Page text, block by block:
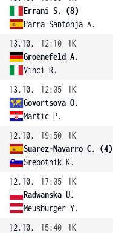
Errani S. (8)
Parra-Santonja A.
13.10.
12:10
1K
Groenefeld A.
Vinci R.
13.10.
12:05
1K
Govortsova O.
Martic P.
12.10.
19:50
1K
Suarez-Navarro C. (4)
Srebotnik K.
12.10.
17:05
1K
Radwanska U.
Meusburger Y.
12.10.
15:40
1K